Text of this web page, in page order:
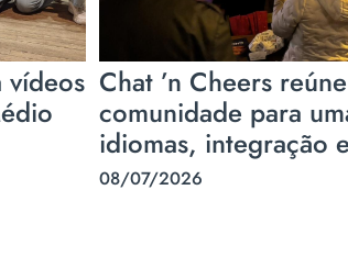
Chat ’n Cheers reúne
comunidade para
idiomas, integração
08/07/2026